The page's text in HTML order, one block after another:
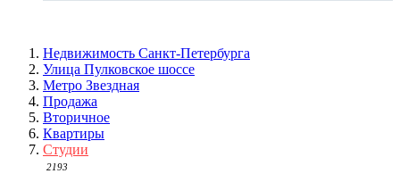
Недвижимость Санкт-Петербургa
Улица Пулковское шоссе
Метро Звездная
Продажа
Вторичное
Квартиры
Студии
2193